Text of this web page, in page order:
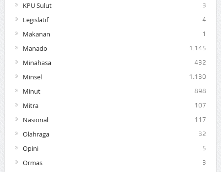
KPU Sulut 3
Legislatif 4
Makanan 1
Manado 1.145
Minahasa 432
Minsel 1.130
Minut 898
Mitra 107
Nasional 117
Olahraga 32
Opini 5
Ormas 3